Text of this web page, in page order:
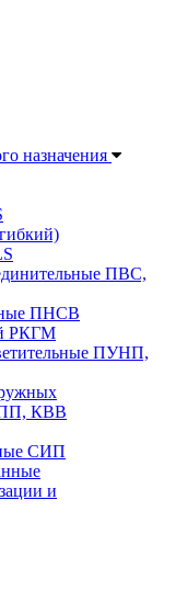
назначения
ПВС,
ПНСВ
РКГМ
ПУНП,
КВВ
СИП
и